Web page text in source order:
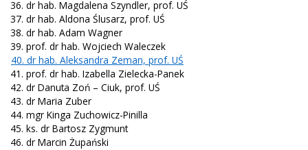
36. dr hab. Magdalena Szyndler, prof. UŚ
37. dr hab. Aldona Ślusarz, prof. UŚ
38. dr hab. Adam Wagner
39. prof. dr hab. Wojciech Waleczek
40. dr hab. Aleksandra Zeman, prof. UŚ
41. prof. dr hab. Izabella Zielecka-Panek
42. dr Danuta Zoń – Ciuk, prof. UŚ
43. dr Maria Zuber
44. mgr Kinga Zuchowicz-Pinilla
45. ks. dr Bartosz Zygmunt
46. dr Marcin Żupański